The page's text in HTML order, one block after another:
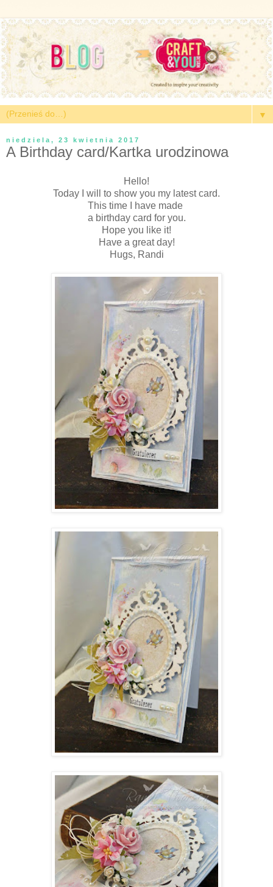
▼
niedziela, 23 kwietnia 2017
A Birthday card/Kartka urodzinowa
Hello!
Today I will to show you my latest card.
This time
I have made
a birthday card for you.
Hope you like it!
Have a great day!
Hugs, Randi